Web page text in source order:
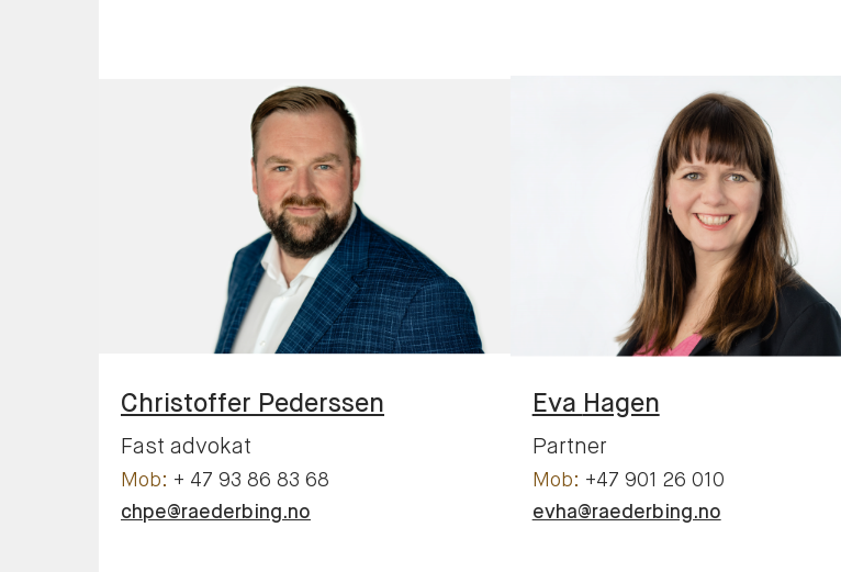
Christoffer Pederssen
Fast advokat
+ 47 93 86 83 68
chpe@raederbing.no
Eva Hagen
Partner
+47 901 26 010
evha@raederbing.no